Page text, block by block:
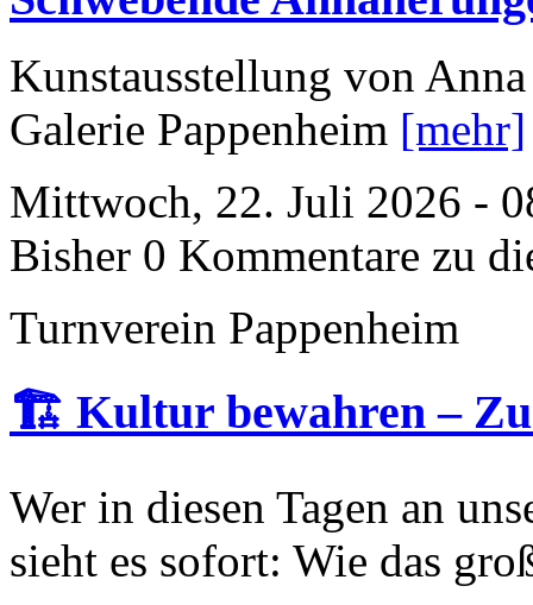
Kunstausstellung von
Galerie Pappenheim [mehr]
Mittwoch, 22. Juli 2026 -
Bisher 0 Kommentare zu
Turnverein Pappenheim
🏗️ Kultur bewahren –
Wer in diesen Tagen an
sieht es sofort: Wie das